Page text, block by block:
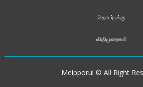
தொடர்புக்கு
விதிமுறைகள்
Meipporul © All Right